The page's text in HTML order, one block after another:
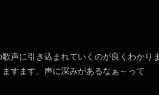
声に引き込まれていくのが良くわかりま
すます、声に深みがあるなぁ～って